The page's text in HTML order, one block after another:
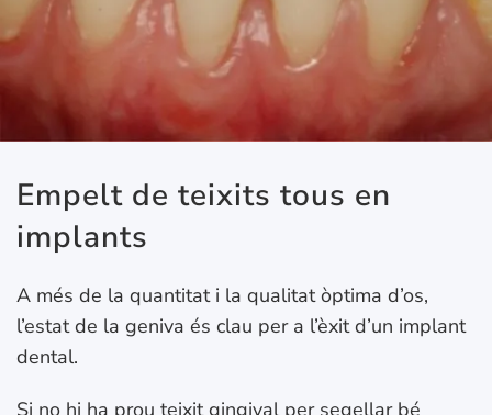
Empelt de teixits tous en
implants
A més de la quantitat i la qualitat òptima d’os,
l’estat de la geniva és clau per a l’èxit d’un implant
dental.
Si no hi ha prou teixit gingival per segellar bé